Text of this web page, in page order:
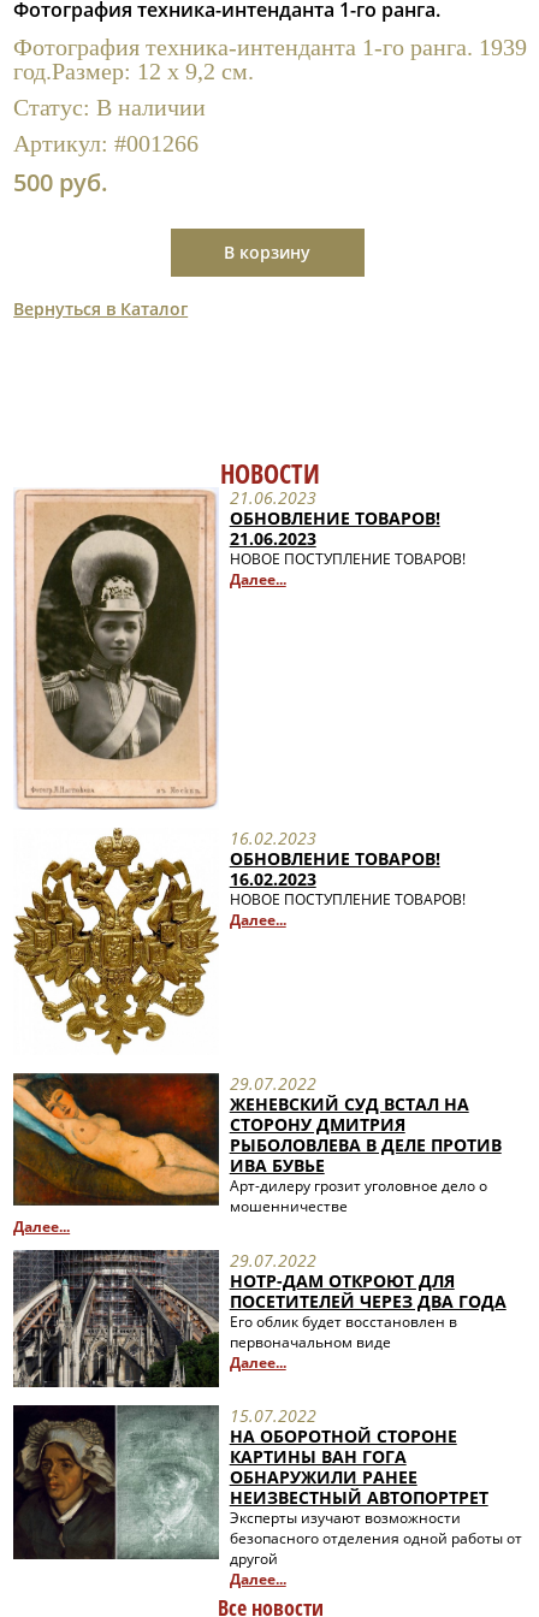
Полезные ссылки
Фотография техника-интенданта 1-го ранга.
Фотография техника-интенданта 1-го ранга. 1939
год.Размер: 12 х 9,2 см.
Статус:В наличии
Артикул:#001266
500 руб.
В корзину
Вернуться в Каталог
НОВОСТИ
21.06.2023
ОБНОВЛЕНИЕ ТОВАРОВ!
21.06.2023
НОВОЕ ПОСТУПЛЕНИЕ ТОВАРОВ!
Далее...
16.02.2023
ОБНОВЛЕНИЕ ТОВАРОВ!
16.02.2023
НОВОЕ ПОСТУПЛЕНИЕ ТОВАРОВ!
Далее...
29.07.2022
ЖЕНЕВСКИЙ СУД ВСТАЛ НА
СТОРОНУ ДМИТРИЯ
РЫБОЛОВЛЕВА В ДЕЛЕ ПРОТИВ
ИВА БУВЬЕ
Арт-дилеру грозит уголовное дело о
мошенничестве
Далее...
29.07.2022
НОТР-ДАМ ОТКРОЮТ ДЛЯ
ПОСЕТИТЕЛЕЙ ЧЕРЕЗ ДВА ГОДА
Его облик будет восстановлен в
первоначальном виде
Далее...
15.07.2022
НА ОБОРОТНОЙ СТОРОНЕ
КАРТИНЫ ВАН ГОГА
ОБНАРУЖИЛИ РАНЕЕ
НЕИЗВЕСТНЫЙ АВТОПОРТРЕТ
Эксперты изучают возможности
безопасного отделения одной работы от
другой
Далее...
Все новости